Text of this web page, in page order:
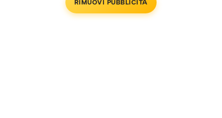
RIMUOVI PUBBLICITÀ